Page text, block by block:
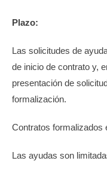
Plazo:
Las solicitudes de
de inicio de contrato y,
presentación de
formalización.
Contratos formalizados
Las ayudas son